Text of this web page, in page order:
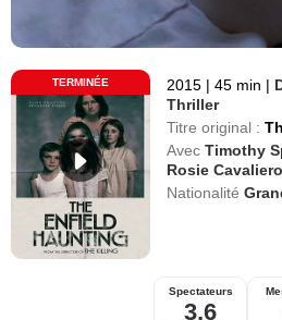
TERMINÉE 2015 | 45 min |
Thriller
Titre original :
Avec Timothy
Rosie Cavaliero
Nationalité
Spectateurs
3,6